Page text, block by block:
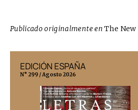
Publicado originalmente enThe
EDICIÓN ESPAÑA
N° 299 / Agosto 2026